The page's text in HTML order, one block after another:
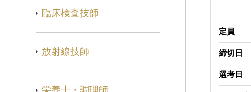
臨床検査技師
放射線技師
栄養士・調理師
定員
締切日
選考日